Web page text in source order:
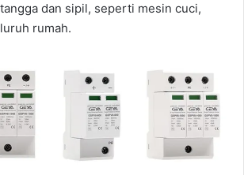
dan sipil, seperti mesin cuci,
rumah.